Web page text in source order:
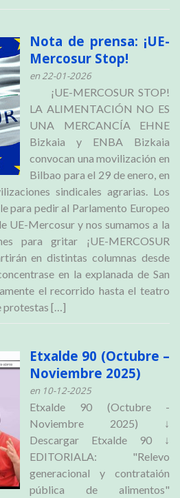
Nota de prensa: ¡UE-
Mercosur Stop!
en 22-01-2026
¡UE-MERCOSUR STOP!
LA ALIMENTACIÓN NO ES
UNA MERCANCÍA EHNE
Bizkaia y ENBA Bizkaia
convocan una movilización en
Bilbao para el 29 de enero, en
sindicales agrarias. Los
para pedir al Parlamento Europeo
UE-Mercosur y nos sumamos a la
para gritar ¡UE-MERCOSUR
en distintas columnas desde
en la explanada de San
el recorrido hasta el teatro
protestas […]
Etxalde 90 (Octubre –
Noviembre 2025)
en 10-12-2025
Etxalde 90 (Octubre -
Noviembre 2025) ↓
Descargar Etxalde 90 ↓
EDITORIALA: "Relevo
generacional y contrataión
pública de alimentos"